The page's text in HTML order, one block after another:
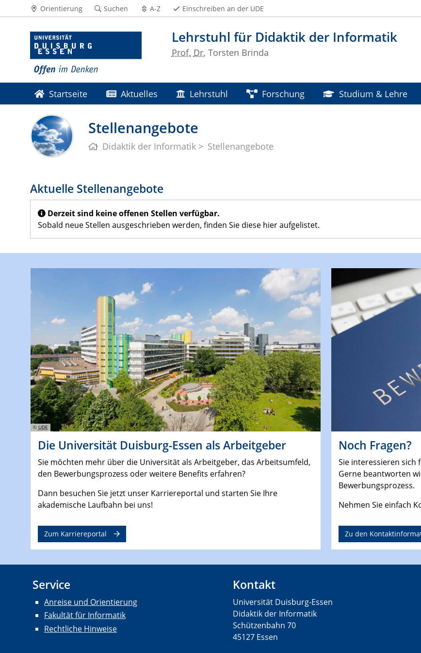
Lehrstuhl für Didaktik der Informatik
Prof. Dr. Torsten Brinda
Orientierung Suchen A-Z Einschreiben an der UDE
Startseite Aktuelles Lehrstuhl Forschung Studium & Lehre
Stellenangebote
Didaktik der Informatik Stellenangebote
Aktuelle Stellenangebote
Derzeit sind keine offenen Stellen verfügbar.
Sobald neue Stellen ausgeschrieben werden, finden Sie diese hier aufgelistet.
©UDE
Die Universität Duisburg-Essen als Arbeitgeber
Sie möchten mehr über die Universität als Arbeitgeber, das Arbeitsumfeld,
den Bewerbungsprozess oder weitere Benefits erfahren?
Dann besuchen Sie jetzt unser Karriereportal und starten Sie Ihre
akademische Laufbahn bei uns!
Zum Karriereportal
Noch Fragen?
Sie interessieren sich
Gerne beantworten
Bewerbungsprozess.
Nehmen Sie einfach
Zu den
Service
Anreise und Orientierung
Fakultät für Informatik
Rechtliche Hinweise
Kontakt
Universität Duisburg-Essen
Didaktik der Informatik
Schützenbahn 70
45127 Essen